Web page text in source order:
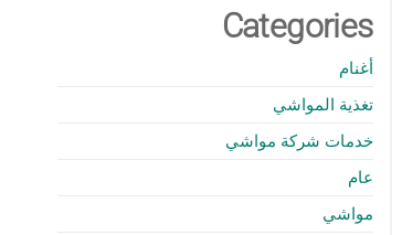
Categories
أغنام
تغذية المواشي
خدمات شركة مواشي
عام
مواشي